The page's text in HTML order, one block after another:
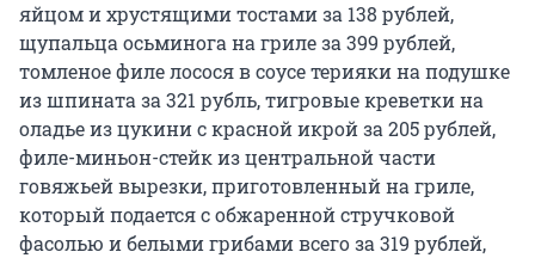
яйцом и хрустящими тостами за 138 рублей,
щупальца осьминога на гриле за 399 рублей,
томленое филе лосося в соусе терияки на подушке
из шпината за 321 рубль, тигровые креветки на
оладье из цукини с красной икрой за 205 рублей,
филе-миньон-стейк из центральной части
говяжьей вырезки, приготовленный на гриле,
который подается с обжаренной стручковой
фасолью и белыми грибами всего за 319 рублей,